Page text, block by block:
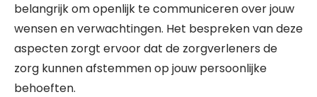
belangrijk om openlijk te communiceren over jouw
wensen en verwachtingen. Het bespreken van deze
aspecten zorgt ervoor dat de zorgverleners de
zorg kunnen afstemmen op jouw persoonlijke
behoeften.